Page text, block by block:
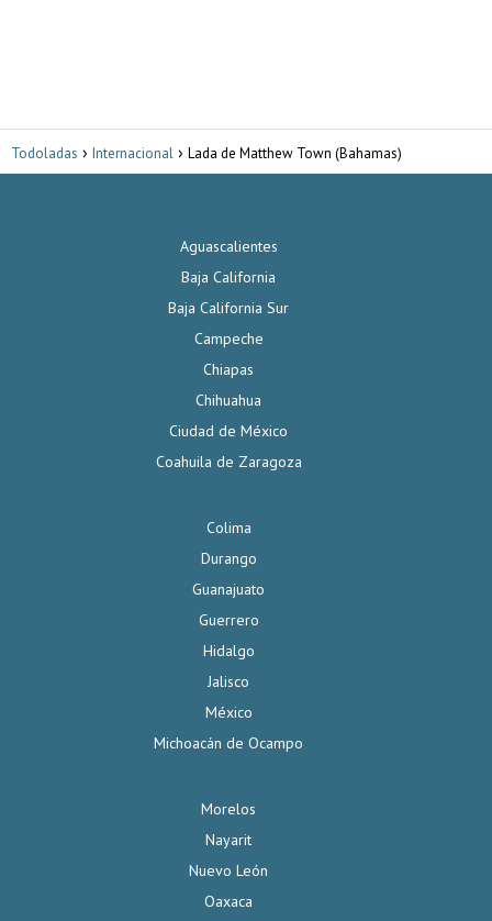
Todoladas Internacional Lada de Matthew Town (Bahamas)
Aguascalientes
Baja California
Baja California Sur
Campeche
Chiapas
Chihuahua
Ciudad de México
Coahuila de Zaragoza
Colima
Durango
Guanajuato
Guerrero
Hidalgo
Jalisco
México
Michoacán de Ocampo
Morelos
Nayarit
Nuevo León
Oaxaca